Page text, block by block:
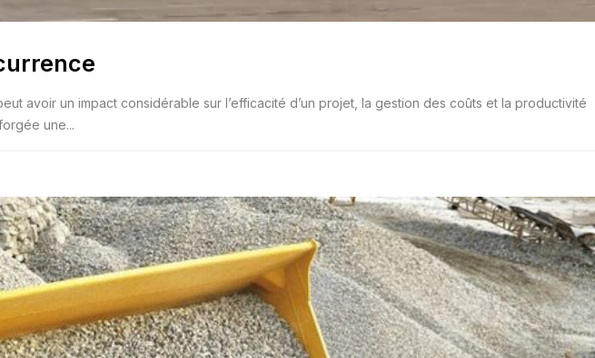
avoir un impact considérable sur l’efficacité d’un projet, la gestion des coûts et la productivité
une...